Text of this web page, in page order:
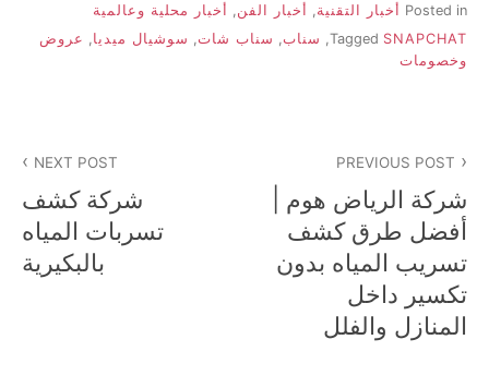
Posted in أخبار التقنية أخبار الفن
أخبار محلية وعالمية
Tagged SNAPCHAT
, سناب, سناب شات, سوشيال ميديا, عروض
وخصومات
المقالات
PREVIOUS POST
شركة الرياض هوم |
أفضل طرق كشف
تسريب المياه بدون
تكسير داخل
المنازل والفلل
NEXT POST
شركة كشف
تسربات المياه
بالبكيرية